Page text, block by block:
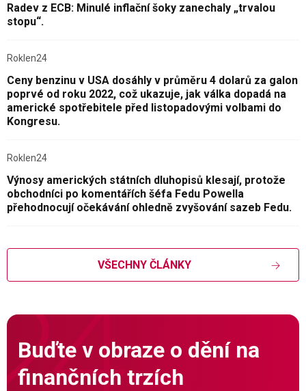
Radev z ECB: Minulé inflační šoky zanechaly „trvalou
stopu“.
Roklen24
Ceny benzinu v USA dosáhly v průměru 4 dolarů za galon
poprvé od roku 2022, což ukazuje, jak válka dopadá na
americké spotřebitele před listopadovými volbami do
Kongresu.
Roklen24
Výnosy amerických státních dluhopisů klesají, protože
obchodníci po komentářích šéfa Fedu Powella
přehodnocují očekávání ohledně zvyšování sazeb Fedu.
VŠECHNY ČLÁNKY
Buďte v obraze o dění na
finančních trzích